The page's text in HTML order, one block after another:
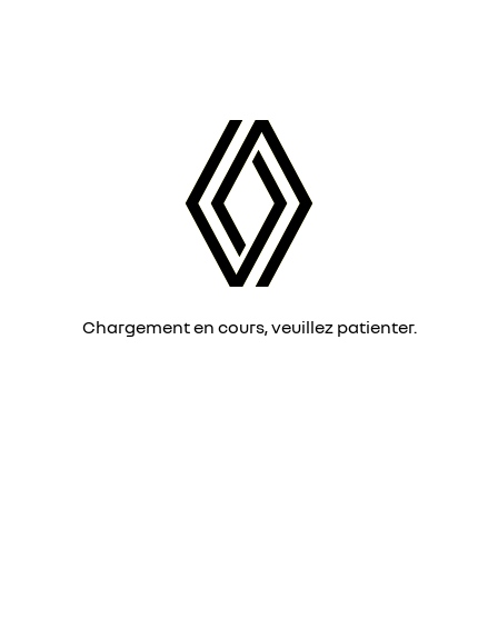
Chargement en cours, veuillez patienter.